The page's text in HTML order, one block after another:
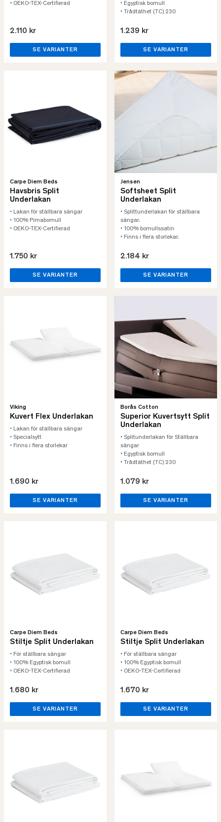
• OEKO-TEX-Certifierad
2.110 kr
SE VARIANTER
• Egyptisk bomull
• Trådtäthet (TC) 230
1.239 kr
SE VARIANTER
Carpe Diem Beds
Havsbris Split
Underlakan
• Lakan för ställbara sängar
• 100% Pimabomull
• OEKO-TEX-Certifierad
1.750 kr
SE VARIANTER
Jensen
Softsheet Split
Underlakan
• Splittunderlakan för ställbara
sängar.
• 100% bomullssatin
• Finns i flera storlekar.
2.184 kr
SE VARIANTER
Viking
Kuvert Flex Underlakan
• Lakan för ställbara sängar
• Specialsytt
• Finns i flera storlekar
1.690 kr
SE VARIANTER
Borås Cotton
Superior Kuvertsytt Split
Underlakan
• Splitunderlakan för Ställbara
sängar
• Egyptisk bomull
• Trådtäthet (TC) 230
1.079 kr
SE VARIANTER
Carpe Diem Beds
Stiltje Split Underlakan
• För ställbara sängar
• 100% Egyptisk bomull
• OEKO-TEX-Certifierad
1.680 kr
SE VARIANTER
Carpe Diem Beds
Stiltje Split Underlakan
• För ställbara sängar
• 100% Egyptisk bomull
• OEKO-TEX-Certifierad
1.670 kr
SE VARIANTER